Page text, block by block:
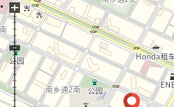
▼其他
・洗手间同浴室和厕所邻接，流迹线良好
▼周边环境
・请询问详细
+